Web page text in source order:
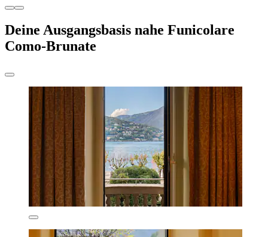
Deine Ausgangsbasis nahe Funicolare
Como-Brunate